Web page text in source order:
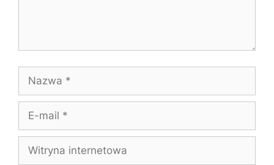
mail
internetowa